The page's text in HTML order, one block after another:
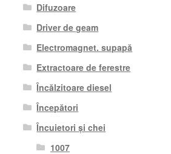
Difuzoare
Driver de geam
Electromagnet. supapă
Extractoare de ferestre
Încălzitoare diesel
Începători
Încuietori și chei
1007